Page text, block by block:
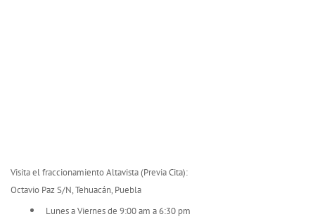
Visita el fraccionamiento Altavista (Previa Cita):
Octavio Paz S/N, Tehuacán, Puebla
Lunes a Viernes de 9:00 am a 6:30 pm